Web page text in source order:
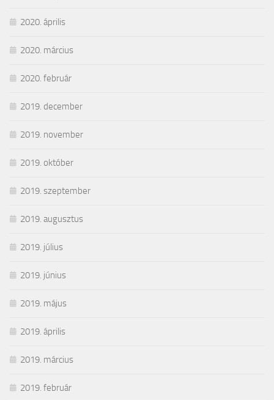
2020. április
2020. március
2020. február
2019. december
2019. november
2019. október
2019. szeptember
2019. augusztus
2019. július
2019. június
2019. május
2019. április
2019. március
2019. február